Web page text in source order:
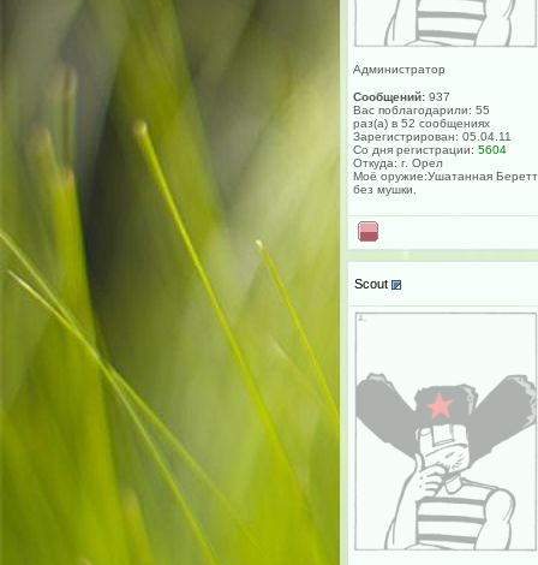
Администратор
Сообщений: 937
Вас поблагодарили: 55
раз(а) в 52 сообщениях
Зарегистрирован: 05.04.11
Со дня регистрации: 5604
Откуда: г. Орел
Моё оружие:Ушатанная
без мушки.
Scout